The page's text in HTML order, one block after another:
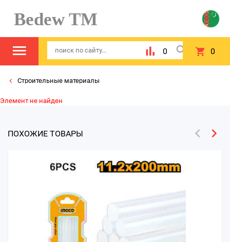
Bedew TM
0 0
Строительные материалы
Элемент не найден
ПОХОЖИЕ ТОВАРЫ